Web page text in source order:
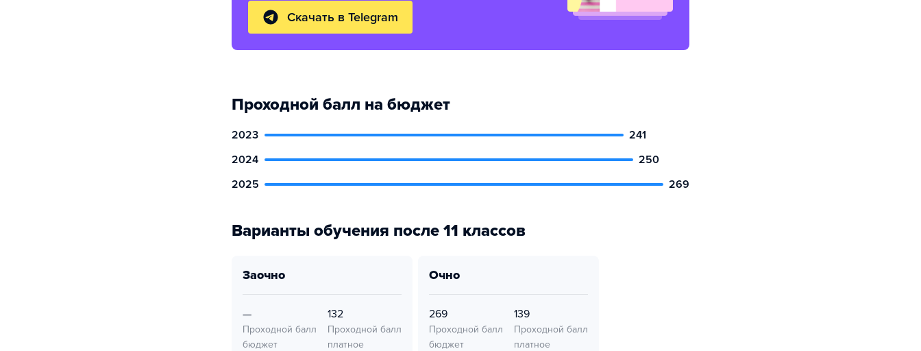
Скачать в Telegram
Проходной балл на бюджет
2023
241
2024
250
2025
269
Варианты обучения после 11 классов
заочно
—
Проходной балл
бюджет
132
Проходной балл
платное
очно
269
Проходной балл
бюджет
139
Проходной балл
платное